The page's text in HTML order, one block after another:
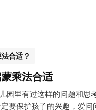
合适？
乘法合适
园里有过这样的问题和
要保护孩子的兴趣，爱